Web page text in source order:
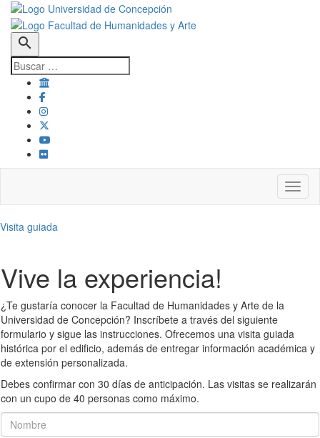
search
Visita guiada
Vive la experiencia!
¿Te gustaría conocer la Facultad de Humanidades y Arte de la
Universidad de Concepción? Inscríbete a través del siguiente
formulario y sigue las instrucciones. Ofrecemos una visita guiada
histórica por el edificio, además de entregar información académica y
de extensión personalizada.
Debes confirmar con 30 días de anticipación. Las visitas se realizarán
con un cupo de 40 personas como máximo.
Nombre